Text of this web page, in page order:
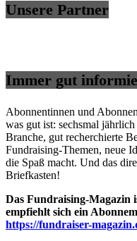
Unsere Partner
Immer gut
Abonnentinnen und
was gut ist: sechsmal
Branche, gut recherchierte
Fundraising-Themen, neue
die Spaß macht. Und das
Briefkasten!
Das Fundraising-Magazin
empfiehlt sich ein
https://fundraiser-